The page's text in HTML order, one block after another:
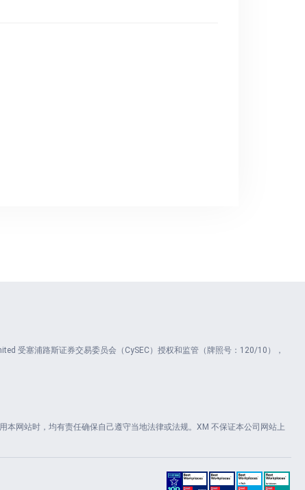
受塞浦路斯证券交易委员会（CySEC）授权和监管（牌照号：120/10），
网站时，均有责任确保自己遵守当地法律或法规。XM 不保证本公司网站上